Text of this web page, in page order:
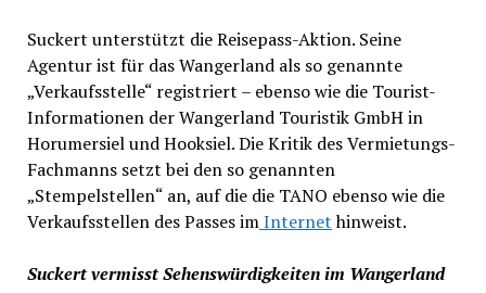
Suckert unterstützt die Reisepass-Aktion. Seine
Agentur ist für das Wangerland als so genannte
„Verkaufsstelle“ registriert – ebenso wie die Tourist-
Informationen der Wangerland Touristik GmbH in
Horumersiel und Hooksiel. Die Kritik des Vermietungs-
Fachmanns setzt bei den so genannten
„Stempelstellen“ an, auf die die TANO ebenso wie die
Verkaufsstellen des Passes imInternethinweist.
Suckert vermisst Sehenswürdigkeiten im Wangerland